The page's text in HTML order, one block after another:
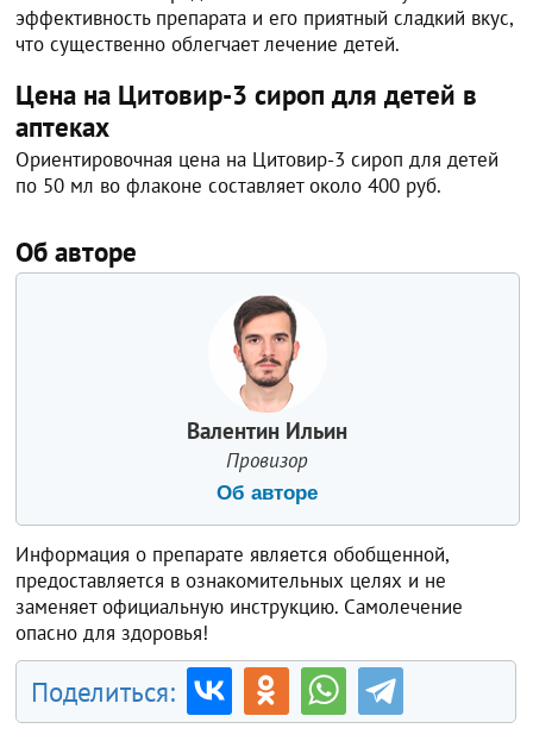
эффективность препарата и его приятный сладкий вкус,
что существенно облегчает лечение детей.
Цена на Цитовир-3 сироп для детей в
аптеках
Ориентировочная цена на Цитовир-3 сироп для детей
по 50 мл во флаконе составляет около 400 руб.
Об авторе
Валентин Ильин
Провизор
Об авторе
Информация о препарате является обобщенной,
предоставляется в ознакомительных целях и не
заменяет официальную инструкцию. Самолечение
опасно для здоровья!
Поделиться: